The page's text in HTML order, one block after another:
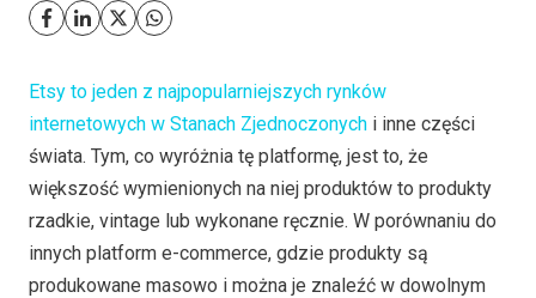
Etsy to jeden z najpopularniejszych rynków
internetowych w Stanach Zjednoczonych i inne części
świata. Tym, co wyróżnia tę platformę, jest to, że
większość wymienionych na niej produktów to produkty
rzadkie, vintage lub wykonane ręcznie. W porównaniu do
innych platform e-commerce, gdzie produkty są
produkowane masowo i można je znaleźć w dowolnym